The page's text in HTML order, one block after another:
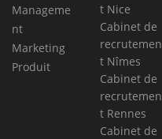
Manageme
nt
Marketing
Produit
t Nice
Cabinet de
recrutemen
t Nîmes
Cabinet de
recrutemen
t Rennes
Cabinet de